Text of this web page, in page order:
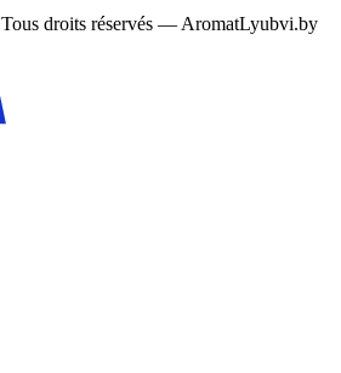
Tous droits réservés — AromatLyubvi.by